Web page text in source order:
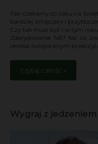
Tak czekamy co roku na
bardziej zmęczeni i
Czy tak musi być i w tym
Zdecydowanie NIE! Na co
okresie świątecznym
czytaj całość »
Wygraj z